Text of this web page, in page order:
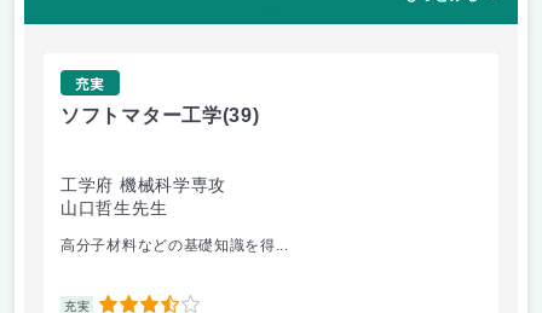
充実
ソフトマター工学(39)
工学府 機械科学専攻
山口哲生先生
高分子材料などの基礎知識を得...
充実 3.5